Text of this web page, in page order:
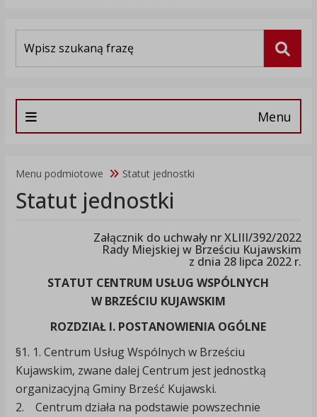
Menu
Menu podmiotowe Statut jednostki
Statut jednostki
Załącznik do uchwały nr XLIII/392/2022
Rady Miejskiej w Brześciu Kujawskim
z dnia 28 lipca 2022 r.
STATUT CENTRUM USŁUG WSPÓLNYCH
W BRZEŚCIU KUJAWSKIM
ROZDZIAŁ I. POSTANOWIENIA OGÓLNE
§1. 1. Centrum Usług Wspólnych w Brześciu
Kujawskim, zwane dalej Centrum jest jednostką
organizacyjną Gminy Brześć Kujawski.
2. Centrum działa na podstawie powszechnie